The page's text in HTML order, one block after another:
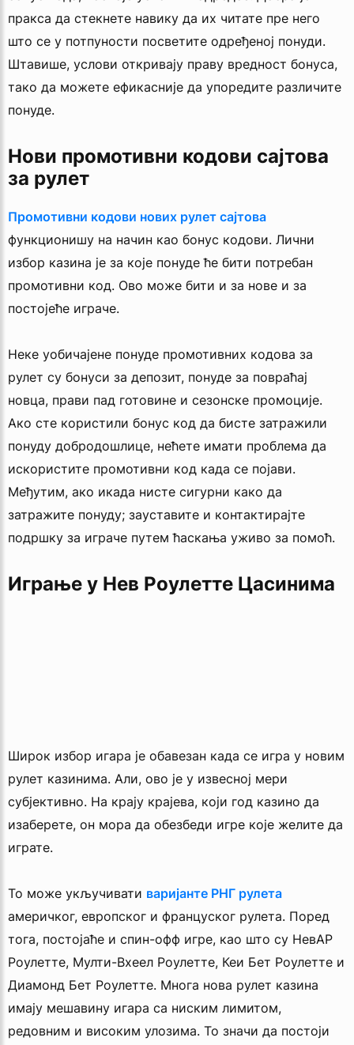
пракса да стекнете навику да их читате пре него
што се у потпуности посветите одређеној понуди.
Штавише, услови откривају праву вредност бонуса,
тако да можете ефикасније да упоредите различите
понуде.
Нови промотивни кодови сајтова
за рулет
Промотивни кодови нових рулет сајтова
функционишу на начин као бонус кодови. Лични
избор казина је за које понуде ће бити потребан
промотивни код. Ово може бити и за нове и за
постојеће играче.
Неке уобичајене понуде промотивних кодова за
рулет су бонуси за депозит, понуде за повраћај
новца, прави пад готовине и сезонске промоције.
Ако сте користили бонус код да бисте затражили
понуду добродошлице, нећете имати проблема да
искористите промотивни код када се појави.
Међутим, ако икада нисте сигурни како да
затражите понуду; зауставите и контактирајте
подршку за играче путем ћаскања уживо за помоћ.
Играње у Нев Роулетте Цасинима
Широк избор игара је обавезан када се игра у новим
рулет казинима. Али, ово је у извесној мери
субјективно. На крају крајева, који год казино да
изаберете, он мора да обезбеди игре које желите да
играте.
То може укључивати варијанте РНГ рулета
америчког, европског и француског рулета. Поред
тога, постојаће и спин-офф игре, као што су НевАР
Роулетте, Мулти-Вхеел Роулетте, Кеи Бет Роулетте и
Диамонд Бет Роулетте. Многа нова рулет казина
имају мешавину игара са ниским лимитом,
редовним и високим улозима. То значи да постоји